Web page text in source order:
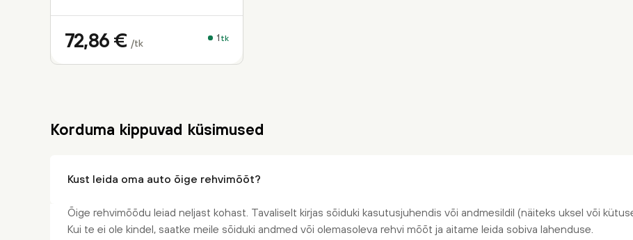
72,86 € /tk 1 tk
Korduma kippuvad küsimused
Kust leida oma auto õige rehvimõõt?
Õige rehvimõõdu leiad neljast kohast. Tavaliselt kirjas sõiduki kasutusjuhendis või andmesildil (näiteks uksel või
Kui te ei ole kindel, saatke meile sõiduki andmed või olemasoleva rehvi mõõt ja aitame leida sobiva lahenduse.